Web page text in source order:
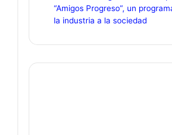
“Amigos Progreso”, un
la industria a la sociedad